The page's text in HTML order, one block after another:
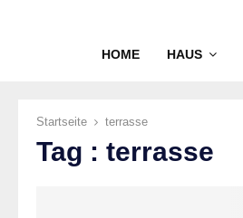
HOME HAUS
Startseite terrasse
Tag : terrasse